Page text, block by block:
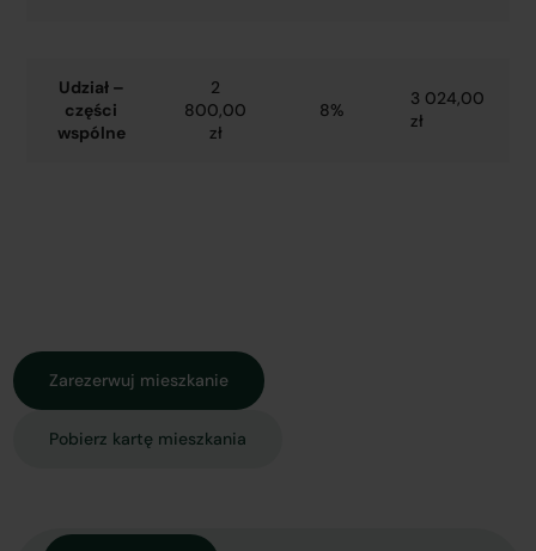
Udział –
części
wspólne
2
800,00
zł
8%
3 024,00
zł
Zarezerwuj mieszkanie
Pobierz kartę mieszkania